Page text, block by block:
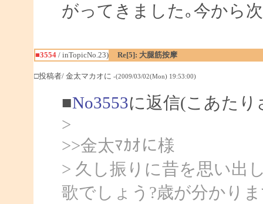
がってきました｡今から
■3554/ inTopicNo.23) Re[5]: 大腿筋按摩
□投稿者/ 金太マカオに -(2009/03/02(Mon) 19:53:00)
■No3553に返信(こあたり
>
>>金太ﾏｶｵに様
> 久し振りに昔を思い出
歌でしょう?歳が分かり